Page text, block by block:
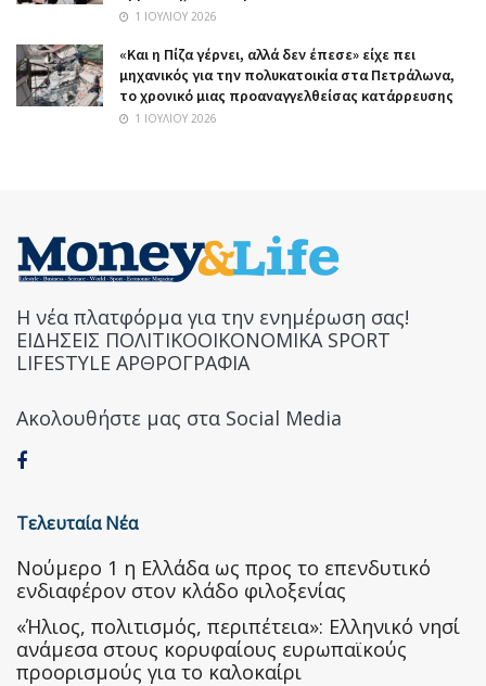
1 ΙΟΥΛΊΟΥ 2026
«Και η Πίζα γέρνει, αλλά δεν έπεσε» είχε πει
μηχανικός για την πολυκατοικία στα Πετράλωνα,
το χρονικό μιας προαναγγελθείσας κατάρρευσης
1 ΙΟΥΛΊΟΥ 2026
Η νέα πλατφόρμα για την ενημέρωση σας!
ΕΙΔΗΣΕΙΣ ΠΟΛΙΤΙΚΟΟΙΚΟΝΟΜΙΚΑ SPORT
LIFESTYLE ΑΡΘΡΟΓΡΑΦΙΑ
Ακολουθήστε μας στα Social Media
Τελευταία Νέα
Nούμερο 1 η Ελλάδα ως προς το επενδυτικό
ενδιαφέρον στον κλάδο φιλοξενίας
«Ήλιος, πολιτισμός, περιπέτεια»: Ελληνικό νησί
ανάμεσα στους κορυφαίους ευρωπαϊκούς
προορισμούς για το καλοκαίρι